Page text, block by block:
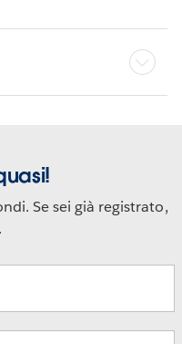
Se sei già registrato,
.